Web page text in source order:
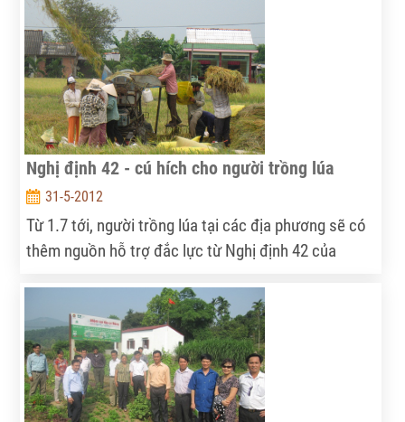
Nghị định 42 - cú hích cho người trồng lúa
31-5-2012
Từ 1.7 tới, người trồng lúa tại các địa phương sẽ có
thêm nguồn hỗ trợ đắc lực từ Nghị định 42 của